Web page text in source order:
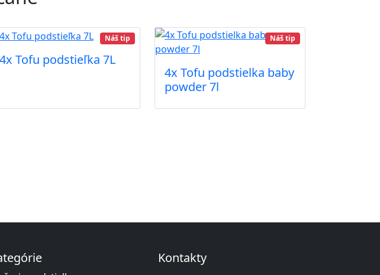
Náš tip
4x Tofu podstieľka 7L
Náš tip
4x Tofu podstielka baby
powder 7l
Kontakty